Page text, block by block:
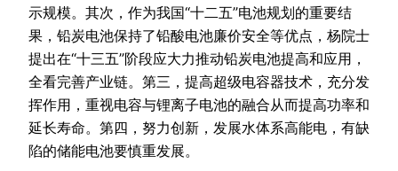
示规模。其次，作为我国“十二五”电池规划的重要结
果，铅炭电池保持了铅酸电池廉价安全等优点，杨院士
提出在“十三五”阶段应大力推动铅炭电池提高和应用，
全看完善产业链。第三，提高超级电容器技术，充分发
挥作用，重视电容与锂离子电池的融合从而提高功率和
延长寿命。第四，努力创新，发展水体系高能电，有缺
陷的储能电池要慎重发展。